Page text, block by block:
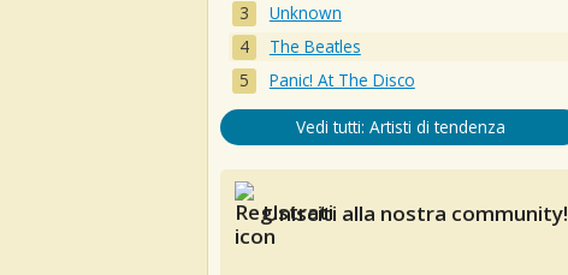
Unknown
The Beatles
Panic! At The Disco
Vedi tutti: Artisti di tendenza
Unisciti alla nostra community!